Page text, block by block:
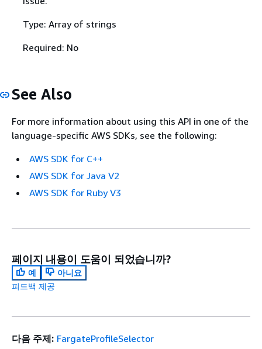
Type: Array of strings
Required: No
See Also
For more information about using this API in one of the
language-specific AWS SDKs, see the following:
AWS SDK for C++
AWS SDK for Java V2
AWS SDK for Ruby V3
페이지 내용이 도움이 되었습니까?
예
아니요
피드백 제공
다음 주제: FargateProfileSelector